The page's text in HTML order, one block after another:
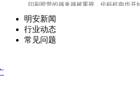
印刷胶带的越来越被重视，伦科机电也开
明安新闻
行业动态
常见问题